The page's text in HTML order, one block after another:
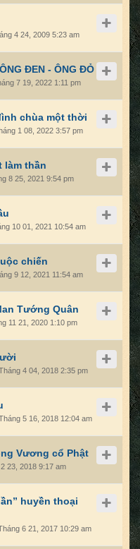
4 24, 2009 5:23 am
ĐEN - ÔNG ĐỎ
7 19, 2022 1:11 pm
chùa một thời
1 08, 2022 3:57 pm
làm thần
8 25, 2021 9:54 pm
10 01, 2021 10:54 am
chiến
9 12, 2021 11:54 am
Tướng Quân
11 21, 2020 1:10 pm
4 04, 2018 2:35 pm
5 16, 2018 12:04 am
Vương cổ Phật
23, 2018 9:17 am
huyền thoại
6 21, 2017 10:29 am